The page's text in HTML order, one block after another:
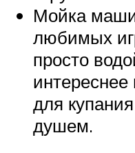
Мойка
любимых
просто
интереснее
для
душем.